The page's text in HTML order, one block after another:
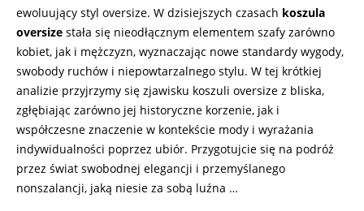
ewoluujący styl oversize. W dzisiejszych czasach koszula
oversize stała się nieodłącznym elementem szafy zarówno
kobiet, jak i mężczyzn, wyznaczając nowe standardy wygody,
swobody ruchów i niepowtarzalnego stylu. W tej krótkiej
analizie przyjrzymy się zjawisku koszuli oversize z bliska,
zgłębiając zarówno jej historyczne korzenie, jak i
współczesne znaczenie w kontekście mody i wyrażania
indywidualności poprzez ubiór. Przygotujcie się na podróż
przez świat swobodnej elegancji i przemyślanego
nonszalancji, jaką niesie za sobą luźna …